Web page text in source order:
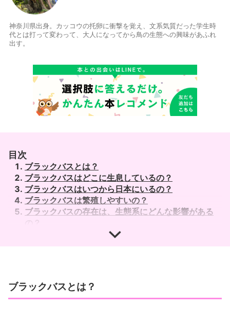
神奈川県出身。カッコウの托卵に衝撃を覚え、文系気質だった学生時
代とは打って変わって、大人になってから鳥の生態への興味があふれ
出す。
目次
ブラックバスとは？
ブラックバスはどこに生息しているの？
ブラックバスはいつから日本にいるの？
ブラックバスは繁殖しやすいの？
ブラックバスの存在は、生態系にどんな影響がある
川と湖沼の侵略者ブラックバス―その生物学と生態系
ブラックバスとは？